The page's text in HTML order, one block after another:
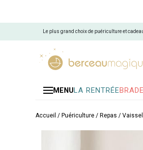
Le plus grand choix de puériculture et
MENULA RENTRÉE
Accueil / Puériculture / Repas /